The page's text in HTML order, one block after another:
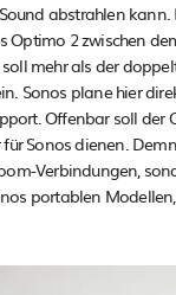
abstrahlen kann.
Optimo 2 zwischen
mehr als der
Sonos plane hier
Offenbar soll der
Sonos dienen.
Verbindungen,
portablen